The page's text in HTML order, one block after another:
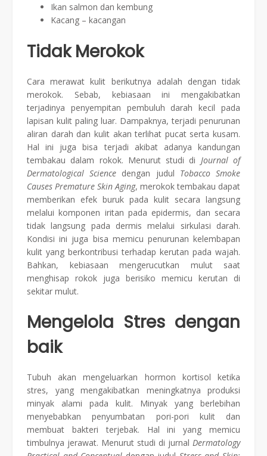
Ikan salmon dan kembung
Kacang – kacangan
Tidak Merokok
Cara merawat kulit berikutnya adalah dengan tidak
merokok. Sebab, kebiasaan ini mengakibatkan
terjadinya penyempitan pembuluh darah kecil pada
lapisan kulit paling luar. Dampaknya, terjadi penurunan
aliran darah dan kulit akan terlihat pucat serta kusam.
Hal ini juga bisa terjadi akibat adanya kandungan
tembakau dalam rokok. Menurut studi di Journal of
Dermatological Science dengan judul Tobacco Smoke
Causes Premature Skin Aging, merokok tembakau dapat
memberikan efek buruk pada kulit secara langsung
melalui komponen iritan pada epidermis, dan secara
tidak langsung pada dermis melalui sirkulasi darah.
Kondisi ini juga bisa memicu penurunan kelembapan
kulit yang berkontribusi terhadap kerutan pada wajah.
Bahkan, kebiasaan mengerucutkan mulut saat
menghisap rokok juga berisiko memicu kerutan di
sekitar mulut.
Mengelola Stres dengan
baik
Tubuh akan mengeluarkan hormon kortisol ketika
stres, yang mengakibatkan meningkatnya produksi
minyak alami pada kulit. Minyak yang berlebihan
menyebabkan penyumbatan pori-pori kulit dan
membuat bakteri terjebak. Hal ini yang memicu
timbulnya jerawat. Menurut studi di jurnal Dermatology